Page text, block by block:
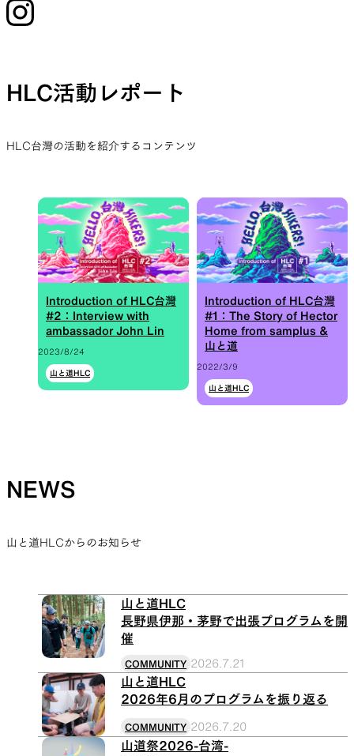
HLC活動レポート
HLC台灣の活動を紹介するコンテンツ
Introduction of HLC台灣
#2：Interview with
ambassador John Lin
2023/8/24
山と道HLC
Introduction of HLC台灣
#1：The Story of Hector
Home from samplus &
山と道
2022/3/9
山と道HLC
NEWS
山と道HLCからのお知らせ
山と道HLC
長野県伊那・茅野で出張プログラムを開
催
COMMUNITY 2026.7.21
山と道HLC
2026年6月のプログラムを振り返る
COMMUNITY 2026.7.20
山道祭2026-台湾-